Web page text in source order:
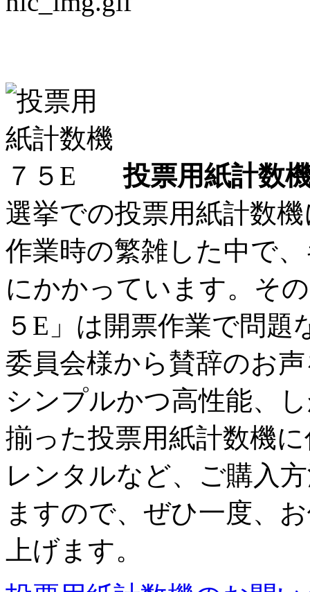
投票用紙計数
選挙での投票用紙計数
作業時の繁雑した中で
にかかっています。そ
５E」は開票作業で問
委員会様から賛辞のお
シンプルかつ高性能、
揃った投票用紙計数機
レンタルなど、ご購入
ますので、ぜひ一度、
上げます。